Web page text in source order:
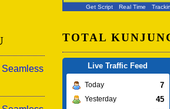
Get Script Real Time
TOTAL
Live Traffic Feed
Today 7
Yesterday 45